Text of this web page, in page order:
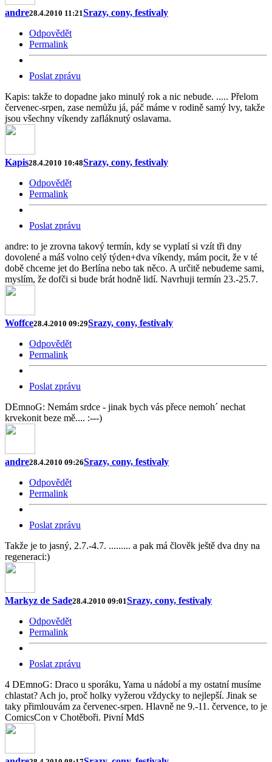
andre28.4.2010 11:21Srazy, cony, festivaly
Odpovědět
Permalink
Poslat zprávu
Kapis: takže to dopadne jako minulý rok a nic nebude. ..... Přelom
červenec-srpen, zase nemůžu já, páč máme v rodině samý lvy, takže
jsou všechny víkendy zafláknutý oslavama.
Kapis28.4.2010 10:48Srazy, cony, festivaly
Odpovědět
Permalink
Poslat zprávu
andre: to je zrovna takový termín, kdy se vyplatí si vzít tři dny
dovolené a máš volno celý týden+dva víkendy, mám pocit, že v té
době chceme jet do Berlína nebo tak něco. A určitě nebudeme sami,
myslím, že dofči si bude brát hodně lidí. Navrhuji termín 23.-25.7.
Woffce28.4.2010 09:29Srazy, cony, festivaly
Odpovědět
Permalink
Poslat zprávu
DEmnoG: Nemám srdce - jinak bych vás přece nemoh´ nechat
krvekonit beze mě.... :---)
andre28.4.2010 09:26Srazy, cony, festivaly
Odpovědět
Permalink
Poslat zprávu
Takže je to jasný, 2.7.-4.7. ......... a pak má člověk ještě dva dny na
regeneraci:)
Markyz de Sade28.4.2010 09:01Srazy, cony, festivaly
Odpovědět
Permalink
Poslat zprávu
4 DEmnoG: Draco u sporáku, Yama u nádobí a my ostatní musíme
chlastat? Ach jo, proč holky vyžerou vždycky to nejlepší. Jinak se
taky přimlouvám za červenec-srpen. Hlavně ne 9.-11. července, to je
ComicsCon v Chotěboři. Pivní MdS